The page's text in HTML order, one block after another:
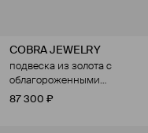
COBRA JEWELRY
подвеска из золота с
облагороженными
бриллиантами
87 300 ₽